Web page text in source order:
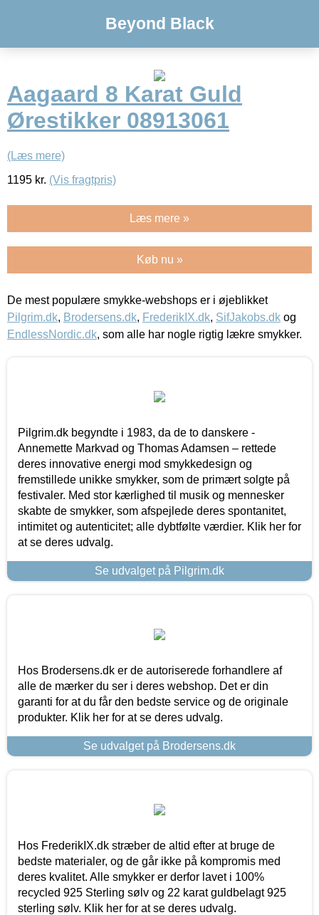
Beyond Black
Aagaard 8 Karat Guld
Ørestikker 08913061
(Læs mere)
1195 kr. (Vis fragtpris)
Læs mere »
Køb nu »
De mest populære smykke-webshops er i øjeblikket
Pilgrim.dk, Brodersens.dk, FrederikIX.dk, SifJakobs.dk og
EndlessNordic.dk, som alle har nogle rigtig lækre smykker.
Pilgrim.dk begyndte i 1983, da de to danskere -
Annemette Markvad og Thomas Adamsen – rettede
deres innovative energi mod smykkedesign og
fremstillede unikke smykker, som de primært solgte på
festivaler. Med stor kærlighed til musik og mennesker
skabte de smykker, som afspejlede deres spontanitet,
intimitet og autenticitet; alle dybtfølte værdier. Klik her for
at se deres udvalg.
Se udvalget på Pilgrim.dk
Hos Brodersens.dk er de autoriserede forhandlere af
alle de mærker du ser i deres webshop. Det er din
garanti for at du får den bedste service og de originale
produkter. Klik her for at se deres udvalg.
Se udvalget på Brodersens.dk
Hos FrederikIX.dk stræber de altid efter at bruge de
bedste materialer, og de går ikke på kompromis med
deres kvalitet. Alle smykker er derfor lavet i 100%
recycled 925 Sterling sølv og 22 karat guldbelagt 925
sterling sølv. Klik her for at se deres udvalg.